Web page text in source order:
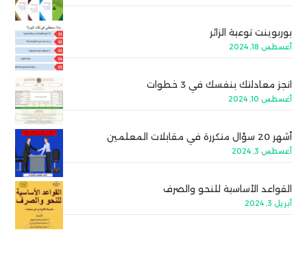
بوربوينت توعية الزائر
أغسطس 18, 2024
انجز معادلتك بنفسك في 3 خطوات
أغسطس 10, 2024
أشهر 20 سؤال متكررة في مقابلات المعلمين
أغسطس 3, 2024
القواعد الأساسية للنحو والصرف
أبريل 3, 2024